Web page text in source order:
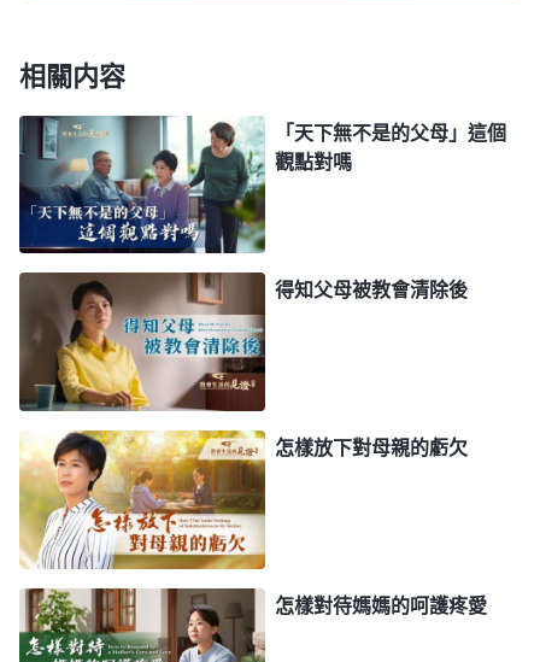
後來，我看到神的話：「
孝，禽獸不如』，這套説法説得多麽高大上！其實，
他們説的『烏鴉反哺，羔羊跪乳』這些現象還真有，
是事實，但僅僅是生物界中的現象而已，是神給各種
生物所制定的一種規律而已。各種生物包括人都在遵
循這種規律，這更證實了各種生物是由神造的，這個
規律没有任何生物能打破，没有任何生物能超越。你
看，獅子、老虎都是比較凶殘的肉食動物，但是在幼
崽没有成年之前它們也在撫養，也不會咬，這就是動
物的本能。不管是哪類動物，不管是凶殘的還是善良
温柔的都有這個本能，各種生物只有遵循了這樣一種
本能、這樣一種規律才能繁衍生息下去，包括人類。
如果各種生物不遵循這個規律或者没有這個規律、没
有這個本能的話，那各種生物就不會繁衍生息下去，
生物鏈就不存在了，這個世界也就不存在了。是不是
相關内容
「天下無不是的父母」這個
觀點對嗎
得知父母被教會清除後
怎樣放下對母親的虧欠
怎樣對待媽媽的呵護疼愛